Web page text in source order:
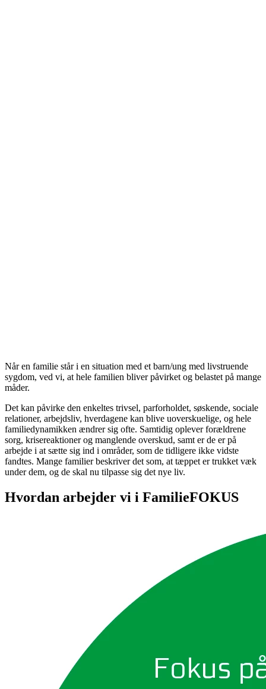
Når en familie står i en situation med et barn/ung med livstruende
sygdom, ved vi, at hele familien bliver påvirket og belastet på mange
måder.
Det kan påvirke den enkeltes trivsel, parforholdet, søskende, sociale
relationer, arbejdsliv, hverdagene kan blive uoverskuelige, og hele
familiedynamikken ændrer sig ofte. Samtidig oplever forældrene
sorg, krisereaktioner og manglende overskud, samt er de er på
arbejde i at sætte sig ind i områder, som de tidligere ikke vidste
fandtes. Mange familier beskriver det som, at tæppet er trukket væk
under dem, og de skal nu tilpasse sig det nye liv.
Hvordan arbejder vi i FamilieFOKUS